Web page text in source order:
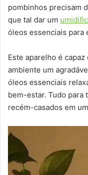
pombinhos precisam
que tal dar um
óleos essenciais para
Este aparelho é
ambiente um
óleos essenciais
bem-estar. Tudo para
recém-casados em